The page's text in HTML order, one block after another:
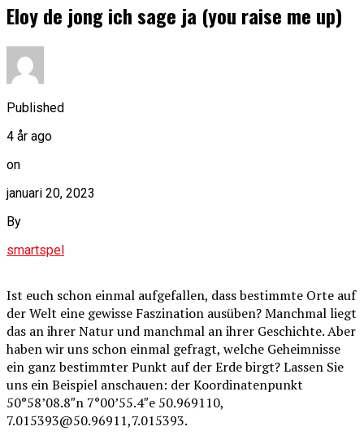
Eloy de jong ich sage ja (you raise me up)
Published
4 år ago
on
januari 20, 2023
By
smartspel
Ist euch schon einmal aufgefallen, dass bestimmte Orte auf
der Welt eine gewisse Faszination ausüben? Manchmal liegt
das an ihrer Natur und manchmal an ihrer Geschichte. Aber
haben wir uns schon einmal gefragt, welche Geheimnisse
ein ganz bestimmter Punkt auf der Erde birgt? Lassen Sie
uns ein Beispiel anschauen: der Koordinatenpunkt
50°58’08.8″n 7°00’55.4″e 50.969110,
7.015393@50.96911,7.015393.